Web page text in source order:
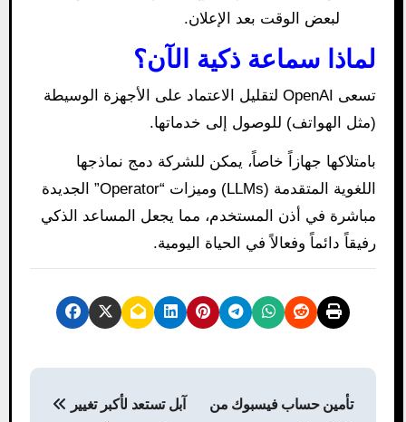
لبعض الوقت بعد الإعلان.
لماذا سماعة ذكية الآن؟
تسعى OpenAI لتقليل الاعتماد على الأجهزة الوسيطة
(مثل الهواتف) للوصول إلى خدماتها.
بامتلاكها جهازاً خاصاً، يمكن للشركة دمج نماذجها
اللغوية المتقدمة (LLMs) وميزات “Operator” الجديدة
مباشرة في أذن المستخدم، مما يجعل المساعد الذكي
رفيقاً دائماً وفعالاً في الحياة اليومية.
تأمين حساب فيسبوك من